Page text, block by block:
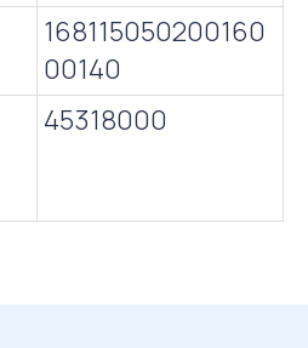
168115050200160
00140
45318000